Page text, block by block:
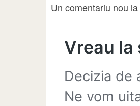
Un comentariu nou